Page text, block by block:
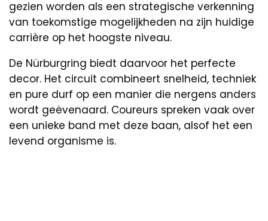
gezien worden als een strategische verkenning
van toekomstige mogelijkheden na zijn huidige
carrière op het hoogste niveau.
De Nürburgring biedt daarvoor het perfecte
decor. Het circuit combineert snelheid, techniek
en pure durf op een manier die nergens anders
wordt geëvenaard. Coureurs spreken vaak over
een unieke band met deze baan, alsof het een
levend organisme is.